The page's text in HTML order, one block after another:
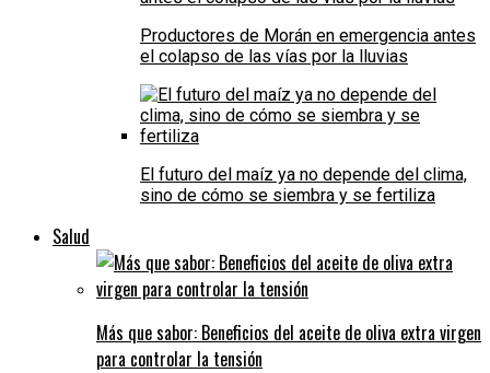
Productores de Morán en emergencia antes
el colapso de las vías por la lluvias
El futuro del maíz ya no depende del clima,
sino de cómo se siembra y se fertiliza
Salud
Más que sabor: Beneficios del aceite de oliva extra virgen
para controlar la tensión